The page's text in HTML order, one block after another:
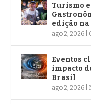
Turismo
edição na
ago 2, 2026
Eventos
impacto
Brasil
ago 2, 2026